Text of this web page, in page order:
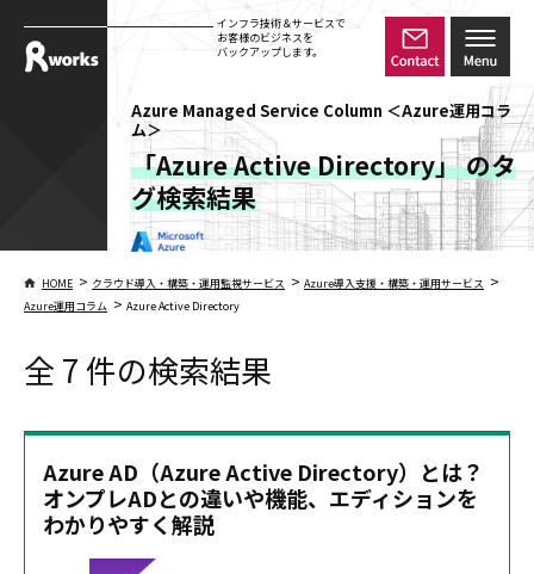
インフラ技術＆サービスで
お客様のビジネスを
バックアップします。
Azure Managed Service Column ＜Azure運用コラ
ム＞
「Azure Active Directory」 のタ
グ検索結果
HOME > クラウド導入・構築・運用監視サービス > Azure導入支援・構築・運用サービス >
Azure運用コラム > Azure Active Directory
全 7 件の検索結果
Azure AD（Azure Active Directory）とは？
オンプレADとの違いや機能、エディションを
わかりやすく解説